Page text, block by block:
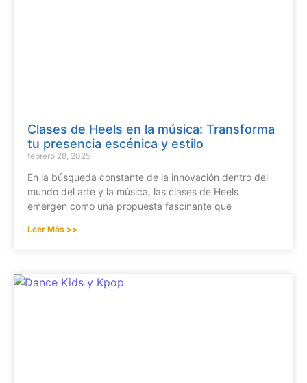
Clases de Heels en la música: Transforma
tu presencia escénica y estilo
febrero 28, 2025
En la búsqueda constante de la innovación dentro del
mundo del arte y la música, las clases de Heels
emergen como una propuesta fascinante que
Leer Más >>